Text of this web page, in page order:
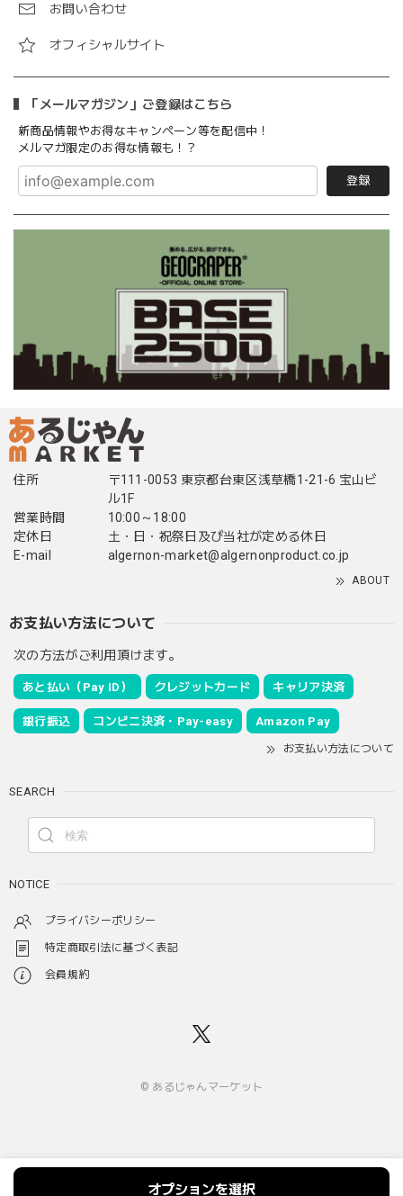
お問い合わせ
オフィシャルサイト
「メールマガジン」ご登録はこちら
新商品情報やお得なキャンペーン等を配信中！
メルマガ限定のお得な情報も！？
登録
住所
〒111-0053 東京都台東区浅草橋1-21-6 宝山ビ
ル1F
営業時間
10:00～18:00
定休日
土・日・祝祭日及び当社が定める休日
E-mail
algernon-market@algernonproduct.co.jp
ABOUT
お支払い方法について
次の方法がご利用頂けます。
あと払い（Pay ID） クレジットカード キャリア決済
銀行振込 コンビニ決済・Pay-easy Amazon Pay
お支払い方法について
SEARCH
NOTICE
プライバシーポリシー
特定商取引法に基づく表記
会員規約
© あるじゃんマーケット
オプションを選択